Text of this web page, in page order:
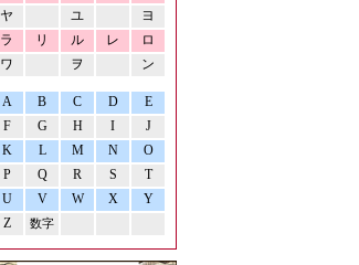
ヤ
ユ
ヨ
ラ
リ ル レ
ロ
ワ
ヲ ン
A B C D
E
F
G H I
J
K
L M N
O
P
Q R S
T
U
V W X
Y
Z
数字